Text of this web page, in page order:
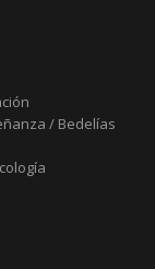
/ Bedelías